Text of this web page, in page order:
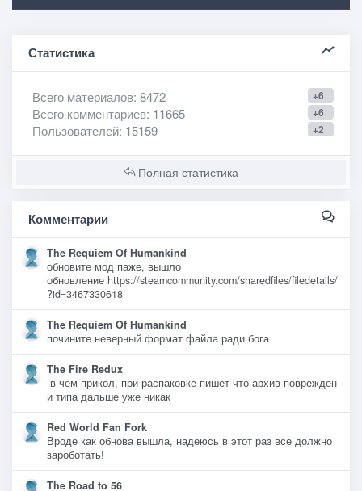
Статистика
+6
Всего материалов: 8472
+6
Всего комментариев: 11665
+2
Пользователей: 15159
Полная статистика
Комментарии
The Requiem Of Humankind
обновите мод паже, вышло
обновление https://steamcommunity.com/sharedfiles/filedetails/
?id=3467330618
The Requiem Of Humankind
почините неверный формат файла ради бога
The Fire Redux
в чем прикол, при распаковке пишет что архив поврежден
и типа дальше уже никак
Red World Fan Fork
Вроде как обнова вышла, надеюсь в этот раз все должно
зароботать!
The Road to 56